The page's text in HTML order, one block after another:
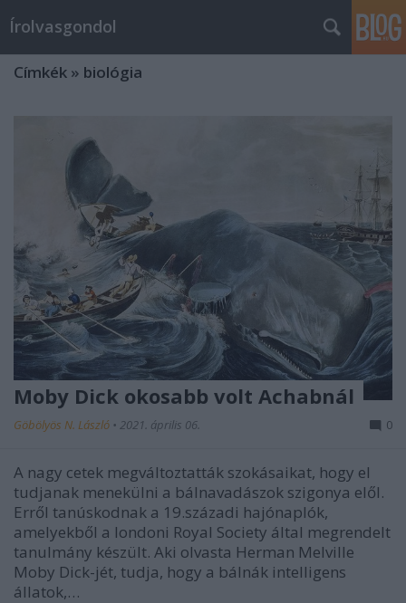
Írolvasgondol
Címkék » biológia
Moby Dick okosabb volt Achabnál
Göbölyös N. László • 2021. április 06. 0
A nagy cetek megváltoztatták szokásaikat, hogy el
tudjanak menekülni a bálnavadászok szigonya elől.
Erről tanúskodnak a 19.századi hajónaplók,
amelyekből a londoni Royal Society által megrendelt
tanulmány készült. Aki olvasta Herman Melville
Moby Dick-jét, tudja, hogy a bálnák intelligens
állatok,…